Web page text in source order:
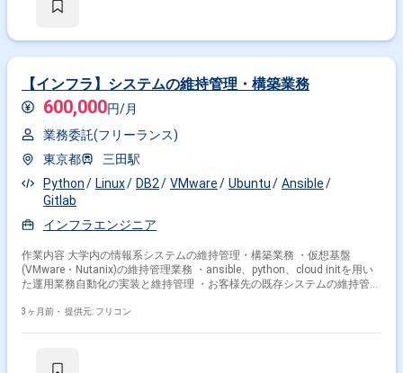
には、Service起動停止・運転再開、系切替・LB片寄せ、リグレッション試
められる方を求めております。自走して業務を推進し、周囲と連携しなが
ら改善提案や運用高度化に取り組んでいただける方が望ましいです。 【ポ
ジションの魅力】 高セキュリティ環境における基盤再構築および運用移管
経験を深めることができます。顧客との直接コミュニケーションを通じ
て、要件定義や課題解決のスキルも伸ばせるポジションです。 【開発環
境】 Talend を用いたマスタデータ連携基盤、高セキュリティ環境
（SDPF）上でのAnsibleによるIaCベースの基盤構築、およびJP1-IM／JP1-
AJSによる監視・ジョブ管理を利用いたします。
【インフラ】システムの維持管理・構築業務
600,000円/月
業務委託(フリーランス)
東京都
三田駅
Python
Linux DB2 VMware Ubuntu
Ansible
Gitlab
インフラエンジニア
作業内容 大学内の情報系システムの維持管理・構築業務 ・仮想基盤
(VMware・Nutanix)の維持管理業務 ・ansible、python、cloud initを用い
た運用業務自動化の実装と維持管理 ・お客様先の既存システムの維持管理
築・実装まで)
3ヶ月前・ 提供元: フリコン